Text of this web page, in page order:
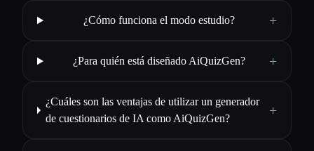
¿Cómo funciona el modo estudio? +
¿Para quién está diseñado AiQuizGen? +
¿Cuáles son las ventajas de utilizar un generador
de cuestionarios de IA como AiQuizGen?
+